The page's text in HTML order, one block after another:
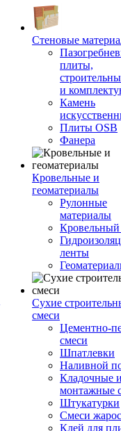
Стеновые
плиты,
и
Камень
Плиты OSB
Фанера
Кровельные и
геоматериалы
Рулонные
материалы
ленты
Сухие
смеси
Цементно-
смеси
Шпатлевки
Наливной
Кладочные
монтажные
Штукатурки
Смеси
Клей для